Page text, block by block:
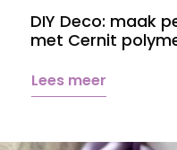
DIY Deco: maak
met Cernit
Lees meer